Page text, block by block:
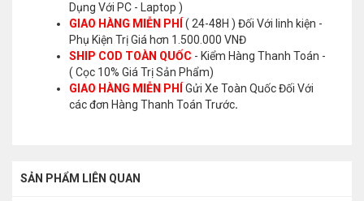
Dụng Với PC - Laptop )
GIAO HÀNG MIỄN PHÍ
( 24-48H ) Đối Với linh kiện -
Phụ Kiện Trị Giá hơn 1.500.000 VNĐ
SHIP COD TOÀN QUỐC - Kiểm Hàng Thanh Toán -
( Cọc 10% Giá Trị Sản Phẩm)
GIAO HÀNG MIỄN PHÍ
Gửi Xe Toàn Quốc Đối Với
các đơn Hàng Thanh Toán Trước.
SẢN PHẨM LIÊN QUAN